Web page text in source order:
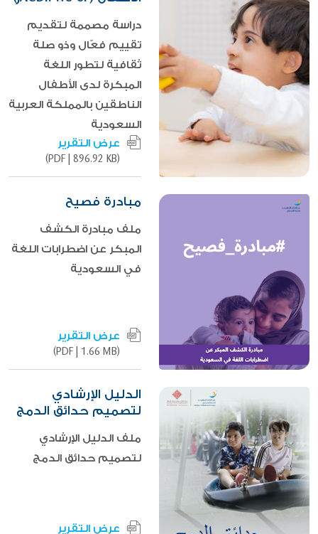
دراسة مصممة لتقديم
تقييم فعّال وذو صلة
ثقافية لتطور اللغة
المبكرة لدى الأطفال
الناطقين بالمملكة العربية
السعودية
عرض التقرير
(PDF
896.92 KB)
مبادرة فصيح
ملف مبادرة الكشف
المبكر عن اضطرابات اللغة
في السعودية
عرض التقرير
(PDF
1.66 MB)
الدليل الإرشادي
لتصميم حدائق الدمج
ملف الدليل الإرشادي
لتصميم حدائق الدمج
عرض التقرير